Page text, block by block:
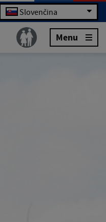
Slovenčina
Menu